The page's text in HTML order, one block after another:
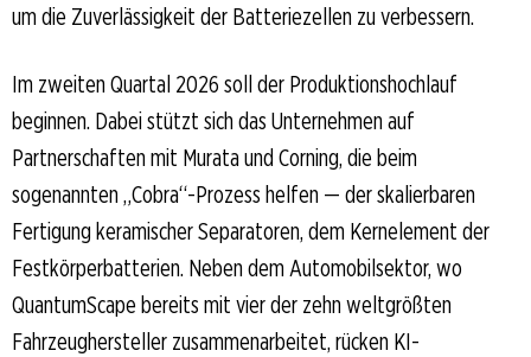
um die Zuverlässigkeit der Batteriezellen zu verbessern.
Im zweiten Quartal 2026 soll der Produktionshochlauf
beginnen. Dabei stützt sich das Unternehmen auf
Partnerschaften mit Murata und Corning, die beim
sogenannten „Cobra“-Prozess helfen — der skalierbaren
Fertigung keramischer Separatoren, dem Kernelement der
Festkörperbatterien. Neben dem Automobilsektor, wo
QuantumScape bereits mit vier der zehn weltgrößten
Fahrzeughersteller zusammenarbeitet, rücken KI-